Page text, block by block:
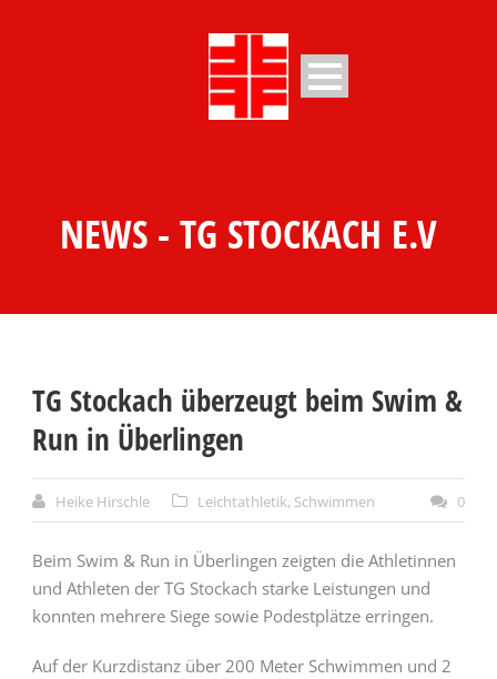
NEWS - TG STOCKACH E.V
TG Stockach überzeugt beim Swim &
Run in Überlingen
Heike Hirschle Leichtathletik, Schwimmen 0
Beim Swim & Run in Überlingen zeigten die Athletinnen
und Athleten der TG Stockach starke Leistungen und
konnten mehrere Siege sowie Podestplätze erringen.
Auf der Kurzdistanz über 200 Meter Schwimmen und 2